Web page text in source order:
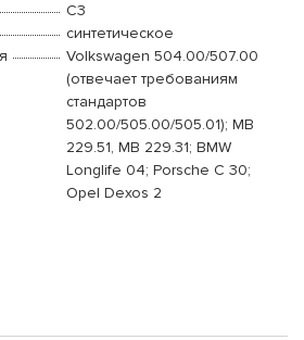
C3
синтетическое
Volkswagen 504.00/507.00
(отвечает требованиям
стандартов
502.00/505.00/505.01); MB
229.51, MB 229.31; BMW
Longlife 04; Porsche C 30;
Opel Dexos 2